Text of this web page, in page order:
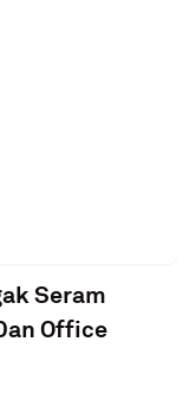
Seram
Office